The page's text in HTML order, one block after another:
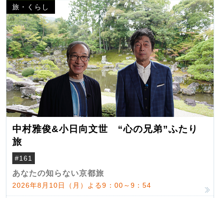
旅・くらし
中村雅俊&小日向文世 “心の兄弟”ふたり
旅
#161
あなたの知らない京都旅
2026年8月10日（月）よる9：00～9：54